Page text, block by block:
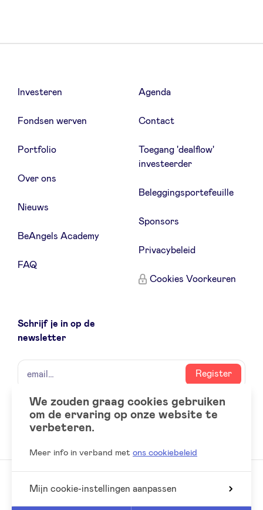
Investeren
Fondsen werven
Portfolio
Over ons
Nieuws
BeAngels Academy
FAQ
Agenda
Contact
Toegang 'dealflow'
investeerder
Beleggingsportefeuille
Sponsors
Privacybeleid
Cookies Voorkeuren
Schrijf je in op de
newsletter
naam
email
Register
Social
accounts
LinkedIn
© 2026 BeAngels, alle rechten voorbehouden
We zouden graag cookies gebruiken
om de ervaring op onze website te
verbeteren.
Meer info in verband met ons cookiebeleid
Mijn cookie-instellingen aanpassen